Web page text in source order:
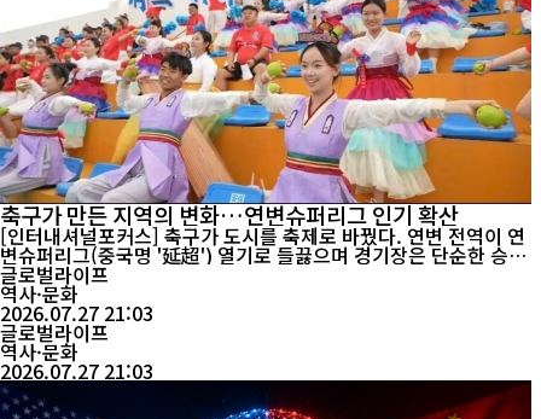
축구가 만든 지역의 변화…연변슈퍼리그 인기 확산
[인터내셔널포커스] 축구가 도시를 축제로 바꿨다. 연변 전역이 연
변슈퍼리그(중국명 '延超') 열기로 들끓으며 경기장은 단순한 승부
의 공간을 넘어 문화와 관광, 지역경제가 어우러진 축제의 장으로 변
했다. 7월 25일 열린 2026 연변슈퍼리그 3라운드는 8개 팀이 네 경
기에서 치열한 승부를 펼치는 동시에 지역의 민속문화와 특산물, 공
연예술을 한데 묶어 '스포츠+문화+관광' 융합 모델의 가능성...
글로벌라이프
역사·문화
2026.07.27 21:03
글로벌라이프
역사·문화
2026.07.27 21:03